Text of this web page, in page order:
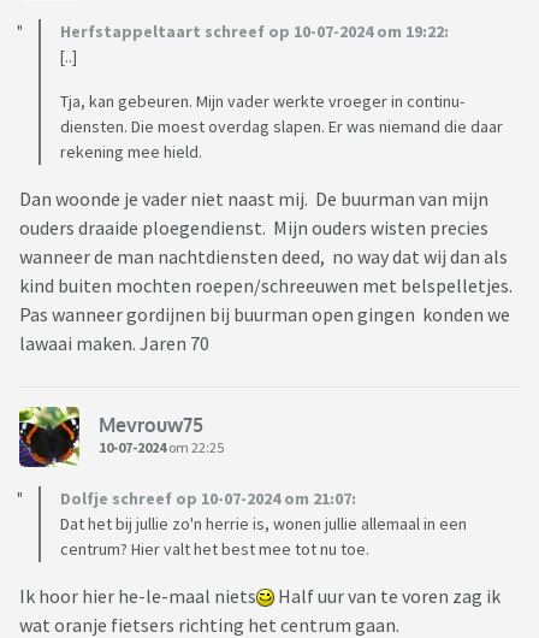
Herfstappeltaart schreef op 10-07-2024 om 19:22:
[..]
Tja, kan gebeuren. Mijn vader werkte vroeger in continu-
diensten. Die moest overdag slapen. Er was niemand die daar
rekening mee hield.
Dan woonde je vader niet naast mij. De buurman van mijn
ouders draaide ploegendienst. Mijn ouders wisten precies
wanneer de man nachtdiensten deed, no way dat wij dan als
kind buiten mochten roepen/schreeuwen met belspelletjes.
Pas wanneer gordijnen bij buurman open gingen konden we
lawaai maken. Jaren 70
Mevrouw75
10-07-2024om 22:25
Dolfje schreef op 10-07-2024 om 21:07:
Dat het bij jullie zo'n herrie is, wonen jullie allemaal in een
centrum? Hier valt het best mee tot nu toe.
Ik hoor hier he-le-maal niets
Half uur van te voren zag ik
wat oranje fietsers richting het centrum gaan.